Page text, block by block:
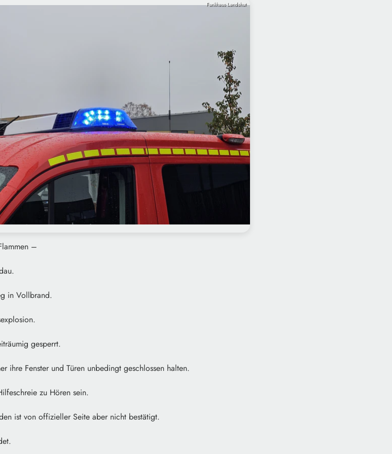
Funkhaus Landshut
–
in Vollbrand.
gesperrt.
ihre Fenster und Türen unbedingt geschlossen halten.
zu Hören sein.
ist von offizieller Seite aber nicht bestätigt.